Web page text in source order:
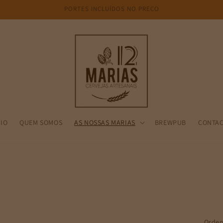
PORTES INCLUÍDOS NO PREÇO
QUEM SOMOS AS NOSSAS MARIAS BREWPUB